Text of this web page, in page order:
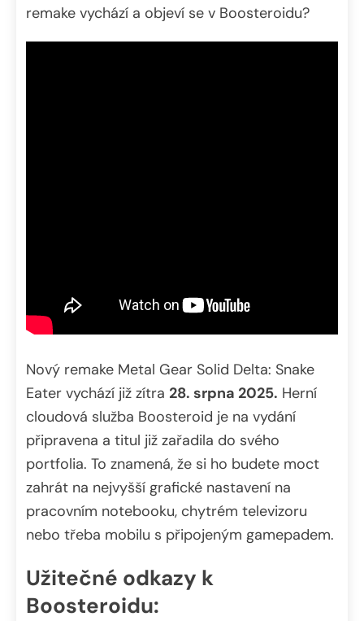
remake vychází a objeví se v Boosteroidu?
Nový remake Metal Gear Solid Delta: Snake
Eater vychází již zítra 28. srpna 2025. Herní
cloudová služba Boosteroid je na vydání
připravena a titul již zařadila do svého
portfolia. To znamená, že si ho budete moct
zahrát na nejvyšší grafické nastavení na
pracovním notebooku, chytrém televizoru
nebo třeba mobilu s připojeným gamepadem.
Užitečné odkazy k
Boosteroidu: